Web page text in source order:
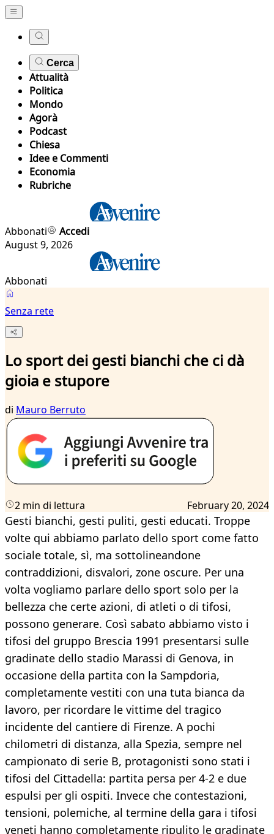
Cerca
Attualità
Politica
Mondo
Agorà
Podcast
Chiesa
Idee e Commenti
Economia
Rubriche
Abbonati
Accedi
August 9, 2026
Abbonati
Senza rete
Lo sport dei gesti bianchi che ci dà
gioia e stupore
di Mauro Berruto
2 min di lettura February 20, 2024
Gesti bianchi, gesti puliti, gesti educati. Troppe
volte qui abbiamo parlato dello sport come fatto
sociale totale, sì, ma sottolineandone
contraddizioni, disvalori, zone oscure. Per una
volta vogliamo parlare dello sport solo per la
bellezza che certe azioni, di atleti o di tifosi,
possono generare. Così sabato abbiamo visto i
tifosi del gruppo Brescia 1991 presentarsi sulle
gradinate dello stadio Marassi di Genova, in
occasione della partita con la Sampdoria,
completamente vestiti con una tuta bianca da
lavoro, per ricordare le vittime del tragico
incidente del cantiere di Firenze. A pochi
chilometri di distanza, alla Spezia, sempre nel
campionato di serie B, protagonisti sono stati i
tifosi del Cittadella: partita persa per 4-2 e due
espulsi per gli ospiti. Invece che contestazioni,
tensioni, polemiche, al termine della gara i tifosi
veneti hanno completamente ripulito le gradinate